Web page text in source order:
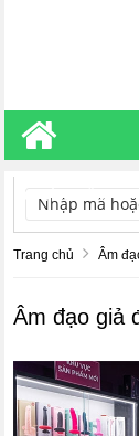
TÌM KIẾM
Trang chủ Âm
Âm đạo giả